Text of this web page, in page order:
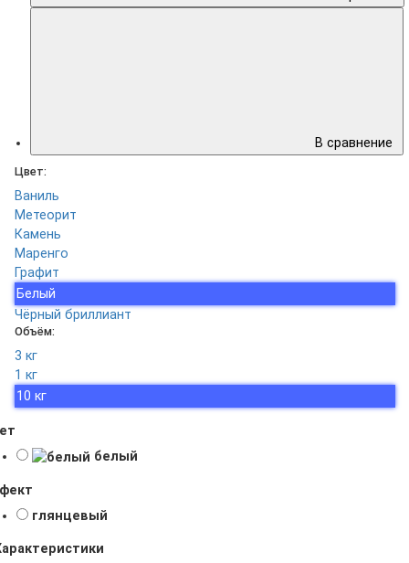
В сравнение
Цвет:
Ваниль
Метеорит
Камень
Маренго
Графит
Белый
Чёрный бриллиант
Объём:
3 кг
1 кг
10 кг
белый
глянцевый